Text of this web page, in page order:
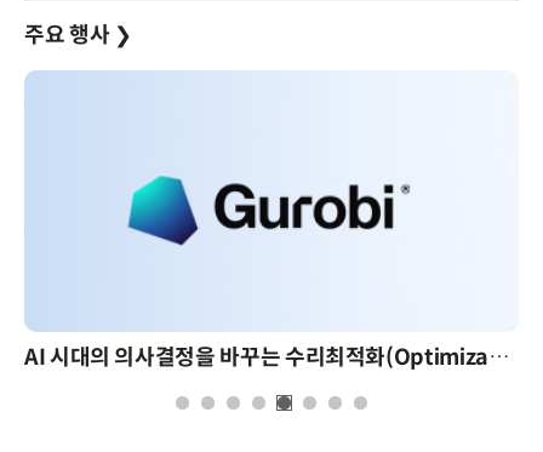
주요 행사 ❯
AI 시대의 의사결정을 바꾸는 수리최적화(Optimization): 실제 산업 적용 사례와 활용 전략